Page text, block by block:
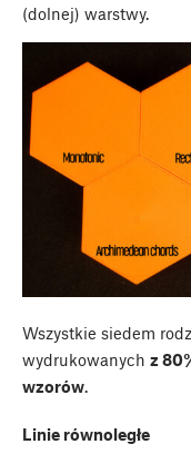
(dolnej) warstwy.
Wszystkie siedem
wydrukowanych z
wzorów.
Linie równoległe